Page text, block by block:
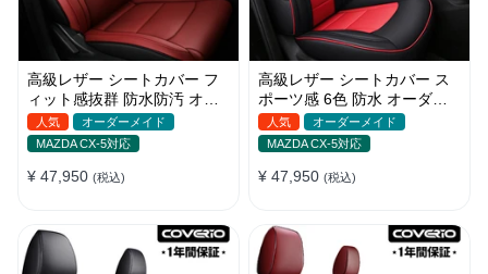
高級レザー シートカバー フ
ィット感抜群 防水防汚 オー
ダーメイド おしゃれ 全席セ
ット
人気
オーダーメイド
MAZDA CX-5対応
¥ 47,950 (税込)
高級レザー シートカバー ス
ポーツ感 6色 防水 オーダー
メイド 耐久性 軽/普自動車
SUV
人気
オーダーメイド
MAZDA CX-5対応
¥ 47,950 (税込)